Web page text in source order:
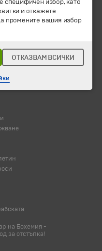
до Я
на Бохемия -
за отстъпка!
специфичен избор, като
и откажете
промените вашия избор
ОТКАЗВАМ ВСИЧКИ